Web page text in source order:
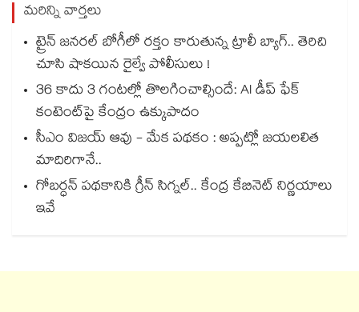
మరిన్ని వార్తలు
ట్రైన్ జనరల్ బోగీలో రక్తం కారుతున్న ట్రాలీ బ్యాగ్.. తెరిచి
చూసి షాకయిన రైల్వే పోలీసులు !
36 కాదు 3 గంటల్లో తొలగించాల్సిందే: AI డీప్ ఫేక్
కంటెంట్‎పై కేంద్రం ఉక్కుపాదం
సీఎం విజయ్ ఆవు - మేక పథకం : అప్పట్లో జయలలిత
మాదిరిగానే..
గోబర్ధన్ పథకానికి గ్రీన్ సిగ్నల్.. కేంద్ర కేబినెట్ నిర్ణయాలు
ఇవే